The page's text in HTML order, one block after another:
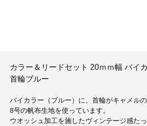
カラー＆リードセット 20ｍｍ幅 バイ
首輪ブルー
バイカラー（ブルー）に、首輪がキャメルの
8号の帆布生地を使っています。
ウオッシュ加工を施したヴィンテージ感た